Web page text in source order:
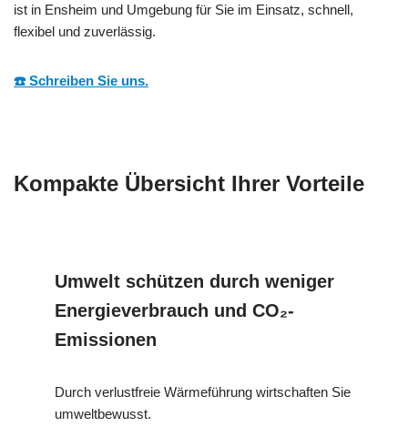
ist in Ensheim und Umgebung für Sie im Einsatz, schnell,
flexibel und zuverlässig.
☎️ Schreiben Sie uns.
Kompakte Übersicht Ihrer Vorteile
Umwelt schützen durch weniger
Energieverbrauch und CO₂-
Emissionen
Durch verlustfreie Wärmeführung wirtschaften Sie
umweltbewusst.